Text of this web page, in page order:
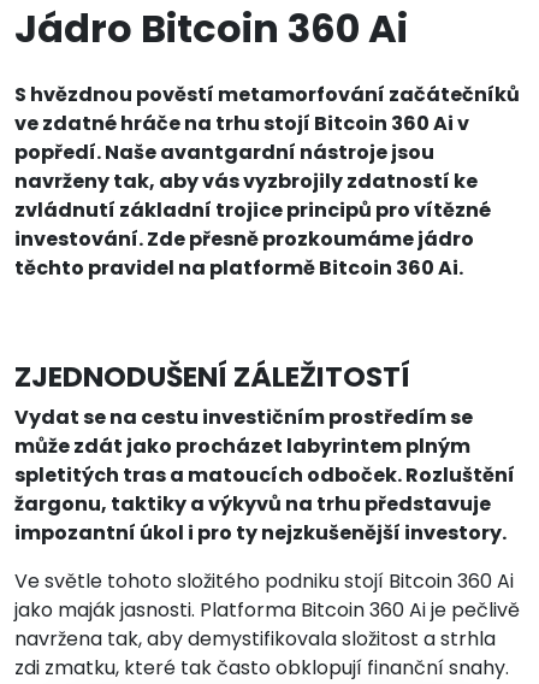
Jádro Bitcoin 360 Ai
S hvězdnou pověstí metamorfování začátečníků
ve zdatné hráče na trhu stojí Bitcoin 360 Ai v
popředí. Naše avantgardní nástroje jsou
navrženy tak, aby vás vyzbrojily zdatností ke
zvládnutí základní trojice principů pro vítězné
investování. Zde přesně prozkoumáme jádro
těchto pravidel na platformě Bitcoin 360 Ai.
ZJEDNODUŠENÍ ZÁLEŽITOSTÍ
Vydat se na cestu investičním prostředím se
může zdát jako procházet labyrintem plným
spletitých tras a matoucích odboček. Rozluštění
žargonu, taktiky a výkyvů na trhu představuje
impozantní úkol i pro ty nejzkušenější investory.
Ve světle tohoto složitého podniku stojí Bitcoin 360 Ai
jako maják jasnosti. Platforma Bitcoin 360 Ai je pečlivě
navržena tak, aby demystifikovala složitost a strhla
zdi zmatku, které tak často obklopují finanční snahy.